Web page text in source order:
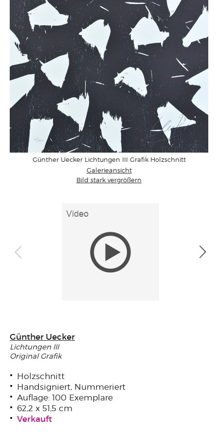
Günther Uecker Lichtungen III Grafik Holzschnitt
Galerieansicht
Bild stark vergrößern
Günther Uecker
Lichtungen III
Original Grafik
Holzschnitt
Handsigniert, Nummeriert
Auflage: 100 Exemplare
62,2 x 51,5 cm
Verkauft